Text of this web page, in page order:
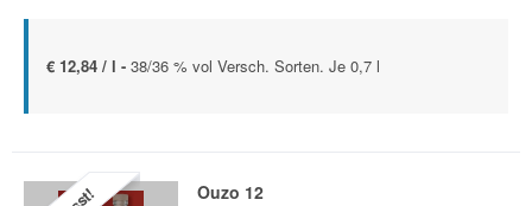
€ 12,84 / l - 38/36 % vol Versch. Sorten. Je 0,7 l
Ouzo 12